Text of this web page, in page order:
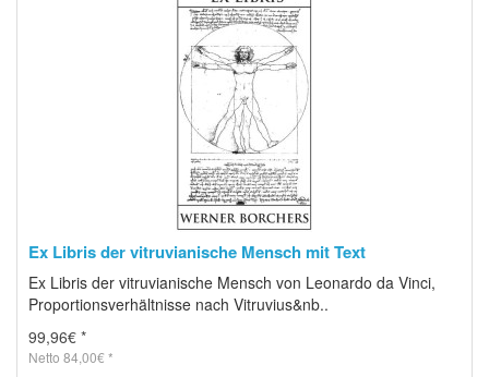
Ex Libris der vitruvianische Mensch mit Text
Ex Libris der vitruvianische Mensch von Leonardo da Vinci,
Proportionsverhältnisse nach Vitruvius&nb..
99,96€ *
Netto 84,00€ *